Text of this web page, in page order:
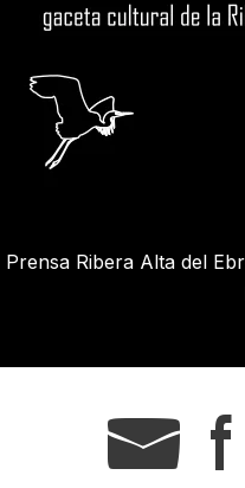
Prensa Ribera Alta del
g s